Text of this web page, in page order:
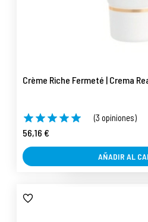
Crème Riche Fermeté | Crema
(3 opiniones)
56,16 €
AÑADIR AL